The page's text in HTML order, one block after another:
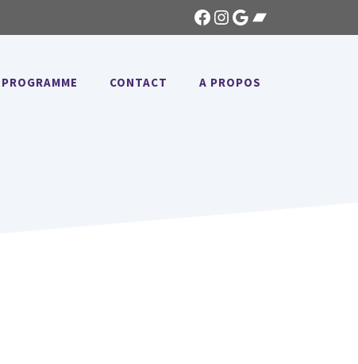
Facebook
Instagram
GoogleBandcamp
PROGRAMME CONTACT A PROPOS